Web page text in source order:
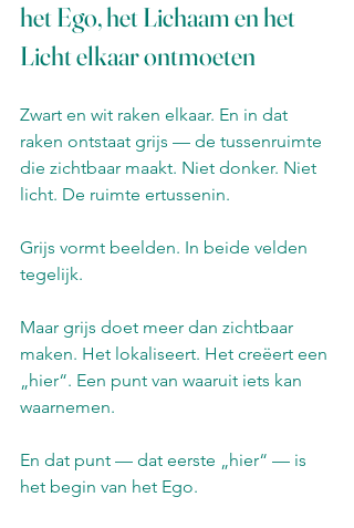
het Ego, het Lichaam en het
Licht elkaar ontmoeten
Zwart en wit raken elkaar. En in dat
raken ontstaat grijs — de tussenruimte
die zichtbaar maakt. Niet donker. Niet
licht. De ruimte ertussenin.
Grijs vormt beelden. In beide velden
tegelijk.
Maar grijs doet meer dan zichtbaar
maken. Het lokaliseert. Het creëert een
„hier“. Een punt van waaruit iets kan
waarnemen.
En dat punt — dat eerste „hier“ — is
het begin van het Ego.